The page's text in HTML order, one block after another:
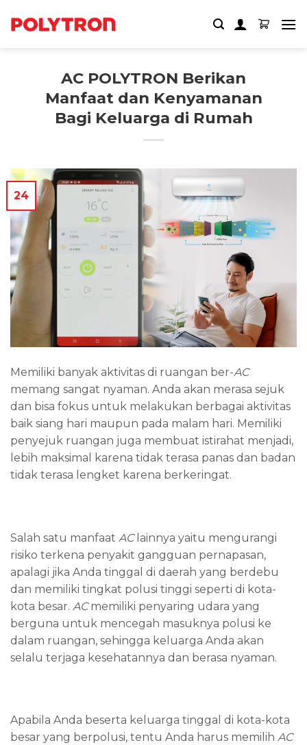
AC POLYTRON Berikan
Manfaat dan Kenyamanan
Bagi Keluarga di Rumah
24
Memiliki banyak aktivitas di ruangan ber-AC
memang sangat nyaman. Anda akan merasa sejuk
dan bisa fokus untuk melakukan berbagai aktivitas
baik siang hari maupun pada malam hari. Memiliki
penyejuk ruangan juga membuat istirahat menjadi,
lebih maksimal karena tidak terasa panas dan badan
tidak terasa lengket karena berkeringat.
Salah satu manfaat AClainnya yaitu mengurangi
risiko terkena penyakit gangguan pernapasan,
apalagi jika Anda tinggal di daerah yang berdebu
dan memiliki tingkat polusi tinggi seperti di kota-
kota besar. ACmemiliki penyaring udara yang
berguna untuk mencegah masuknya polusi ke
dalam ruangan, sehingga keluarga Anda akan
selalu terjaga kesehatannya dan berasa nyaman.
Apabila Anda beserta keluarga tinggal di kota-kota
besar yang berpolusi, tentu Anda harus memilih AC